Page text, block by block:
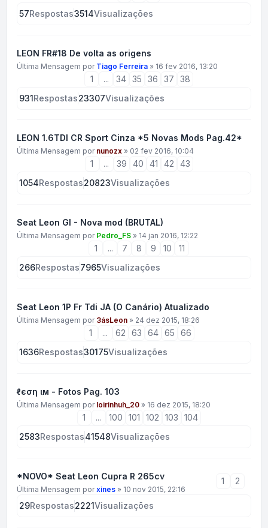
57Respostas3514Visualizações
LEON FR#18 De volta as origens
Última Mensagem por Tiago Ferreira » 16 fev 2016, 13:20
1 ... 34 35 36 37
38
931Respostas23307Visualizações
LEON 1.6TDI CR Sport Cinza *5 Novas Mods Pag.42*
Última Mensagem por nunozx » 02 fev 2016, 10:04
1 ... 39 40 41 42
43
1054Respostas20823Visualizações
Seat Leon GI - Nova mod (BRUTAL)
Última Mensagem por Pedro_FS » 14 jan 2016, 12:22
1 ... 7 8 9 10
11
266Respostas7965Visualizações
Seat Leon 1P Fr Tdi JA (O Canário) Atualizado
Última Mensagem por 3ásLeon » 24 dez 2015, 18:26
1 ... 62 63 64 65
66
1636Respostas30175Visualizações
ℓєση ιм - Fotos Pag. 103
Última Mensagem por loirinhuh_20 » 16 dez 2015, 18:20
1 ... 100 101 102 103
104
2583Respostas41548Visualizações
*NOVO* Seat Leon Cupra R 265cv
Última Mensagem porxines » 10 nov 2015, 22:16
1 2
29Respostas2221Visualizações